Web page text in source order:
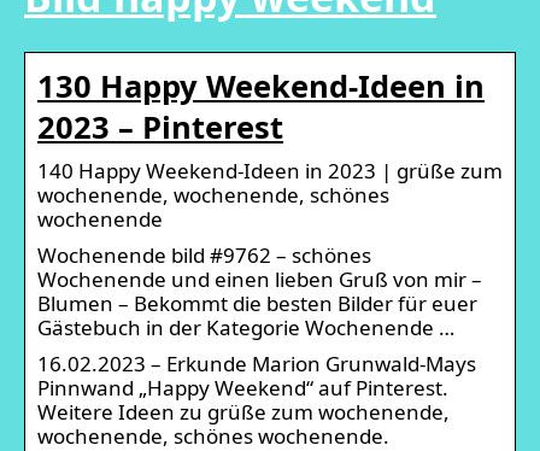
130 Happy Weekend-Ideen in
2023 – Pinterest
140 Happy Weekend-Ideen in 2023 | grüße zum
wochenende, wochenende, schönes
wochenende
Wochenende bild #9762 – schönes
Wochenende und einen lieben Gruß von mir –
Blumen – Bekommt die besten Bilder für euer
Gästebuch in der Kategorie Wochenende …
16.02.2023 – Erkunde Marion Grunwald-Mays
Pinnwand „Happy Weekend“ auf Pinterest.
Weitere Ideen zu grüße zum wochenende,
wochenende, schönes wochenende.